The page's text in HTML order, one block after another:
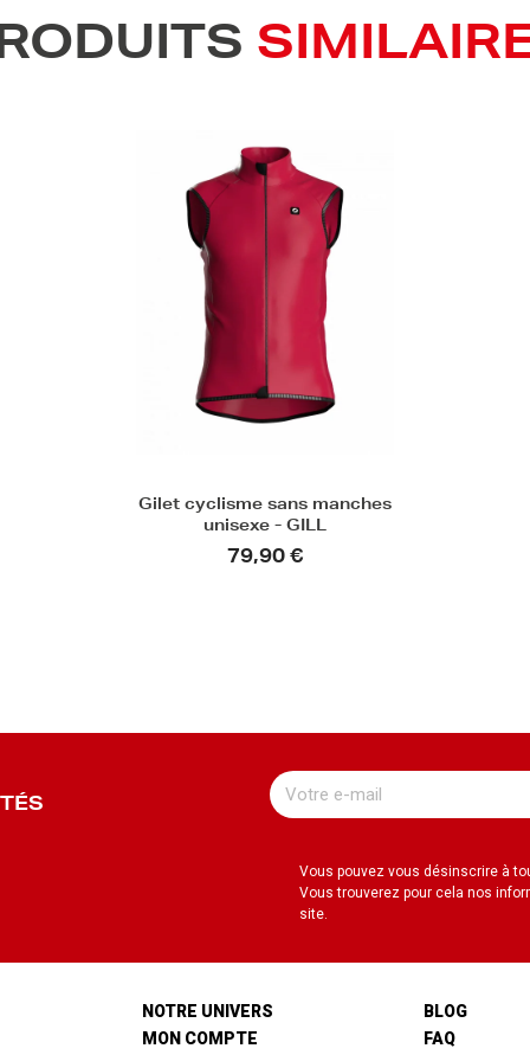
Gilet cyclisme sans manches
unisexe - GILL
79,90 €
Vous pouvez vous désinscrire à
Vous trouverez pour cela nos
site.
NOTRE UNIVERS
MON COMPTE
BLOG
FAQ